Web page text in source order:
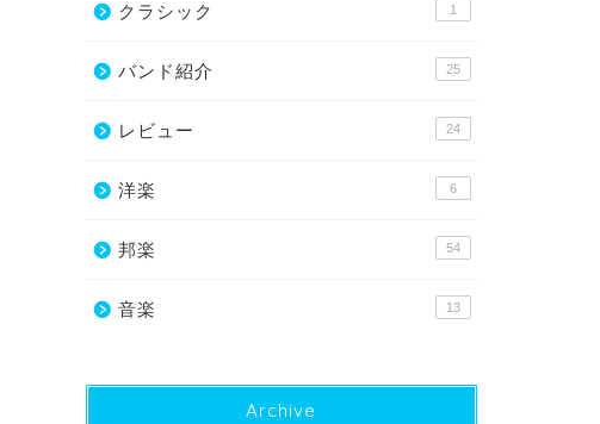
クラシック 1
バンド紹介 25
レビュー 24
洋楽 6
邦楽 54
音楽 13
Archive